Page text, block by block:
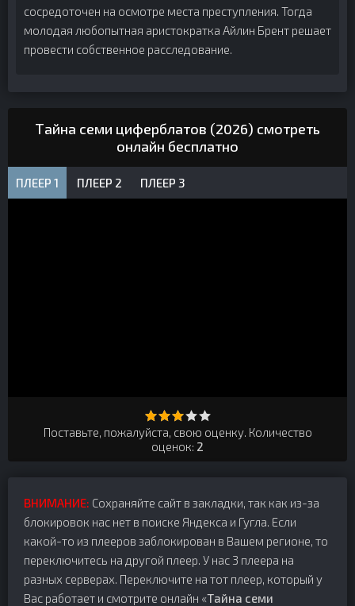
сосредоточен на осмотре места преступления. Тогда
молодая любопытная аристократка Айлин Брент решает
провести собственное расследование.
Тайна семи циферблатов (2026) смотреть
онлайн бесплатно
ПЛЕЕР 1 ПЛЕЕР 2 ПЛЕЕР 3
Поставьте, пожалуйста, свою оценку. Количество
оценок: 2
ВНИМАНИЕ: Сохраняйте сайт в закладки, так как из-за
блокировок нас нет в поиске Яндекса и Гугла. Если
какой-то из плееров заблокирован в Вашем регионе, то
переключитесь на другой плеер. У нас 3 плеера на
разных серверах. Переключите на тот плеер, который у
Вас работает и смотрите онлайн «Тайна семи